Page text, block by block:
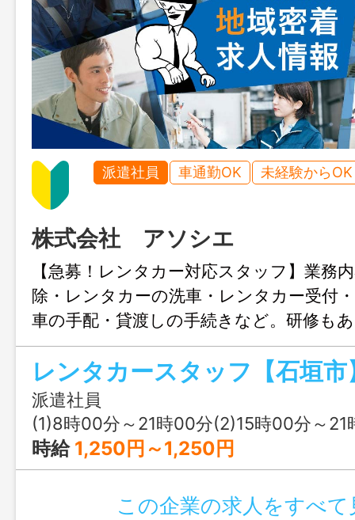
派遣社員 車通勤OK 未経験からOK
株式会社 アソシエ
【急募！レンタカー対応スタッフ】業務
除・レンタカーの洗車・レンタカー受付
車の手配・貸渡しの手続きなど。研修も
経験の方でも安心して業務スタートでき
のアルバイトとしても相談可能です。働
気軽にご相談ください！ 変更範囲：
派遣社員
(1)8時00分～21時00分(2)15時00分～21
時給 1,250円～1,250円
この企業の求人をすべて